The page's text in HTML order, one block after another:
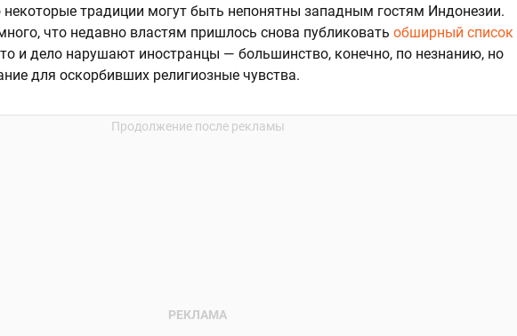
некоторые традиции могут быть непонятны западным гостям Индонезии.
что недавно властям пришлось снова публиковать обширный список
и дело нарушают иностранцы — большинство, конечно, по незнанию, но
для оскорбивших религиозные чувства.